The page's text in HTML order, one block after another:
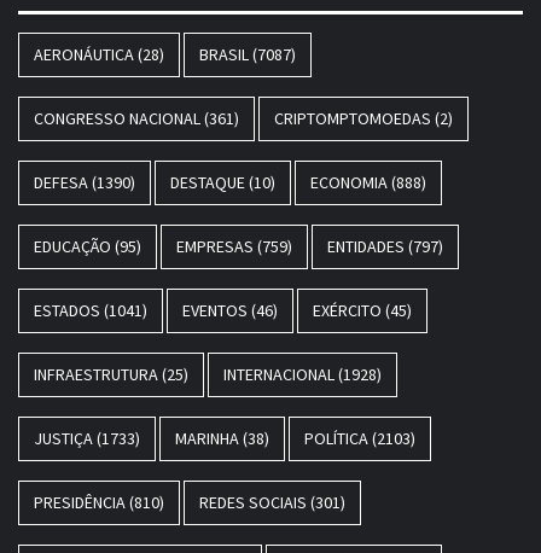
AERONÁUTICA (28) BRASIL (7087)
CONGRESSO NACIONAL (361) CRIPTOMPTOMOEDAS (2)
DEFESA (1390) DESTAQUE(10) ECONOMIA (888)
EDUCAÇÃO (95) EMPRESAS (759) ENTIDADES (797)
ESTADOS (1041) EVENTOS (46) EXÉRCITO (45)
INFRAESTRUTURA (25) INTERNACIONAL (1928)
JUSTIÇA (1733) MARINHA (38) POLÍTICA (2103)
PRESIDÊNCIA (810) REDES SOCIAIS (301)